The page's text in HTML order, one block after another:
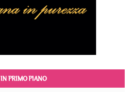
IN PRIMO PIANO